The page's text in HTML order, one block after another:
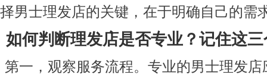
择男士理发店的关键，在于明确自己的需
如何判断理发店是否专业？记住这
第一，观察服务流程。专业的男士理发